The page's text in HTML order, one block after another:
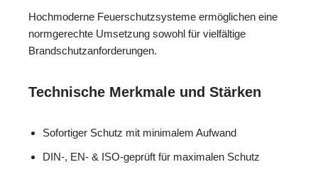
Hochmoderne Feuerschutzsysteme ermöglichen eine
normgerechte Umsetzung sowohl für vielfältige
Brandschutzanforderungen.
Technische Merkmale und Stärken
Sofortiger Schutz mit minimalem Aufwand
DIN-, EN- & ISO-geprüft für maximalen Schutz